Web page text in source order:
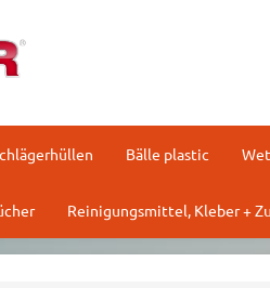
Bälle plastic
Reinigungsmittel, Kleber +